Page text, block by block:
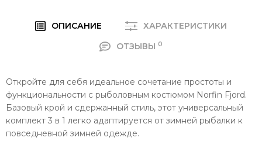
ОПИСАНИЕ
ХАРАКТЕРИСТИКИ
ОТЗЫВЫ 0
Откройте для себя идеальное сочетание простоты и
функциональности с рыболовным костюмом Norfin Fjord.
Базовый крой и сдержанный стиль, этот универсальный
комплект 3 в 1 легко адаптируется от зимней рыбалки к
повседневной зимней одежде.